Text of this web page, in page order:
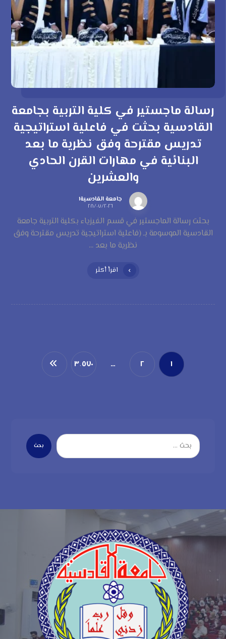
رسالة ماجستير في كلية التربية بجامعة
القادسية بحثت في فاعلية استراتيجية
تدريس مقترحة وفق نظرية ما بعد
البنائية في مهارات القرن الحادي
والعشرين
جامعة القادسية١
٢٨/٠٧/٢٠٢٦
بحثت رسالة الماجستير في قسم الفيزياء بكلية التربية جامعة
القادسية الموسومة بـ (فاعلية استراتيجية تدريس مقترحة وفق
نظرية ما بعد ...
اقرأ أكثر
١ ٢ … ٣٬٥٧٠
بحث